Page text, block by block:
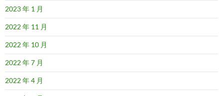
2023 年 1 月
2022 年 11 月
2022 年 10 月
2022 年 7 月
2022 年 4 月